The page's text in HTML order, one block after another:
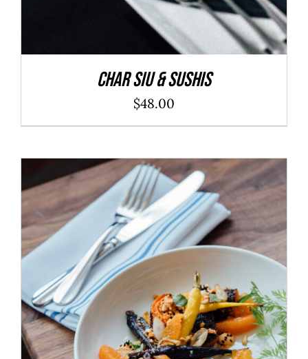
Char Siu & Sushis
$48.00
ADD TO CART / DÉTAILS